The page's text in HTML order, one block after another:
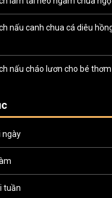
nấu canh chua cá diêu
nấu cháo lươn cho bé
ngày
tuần